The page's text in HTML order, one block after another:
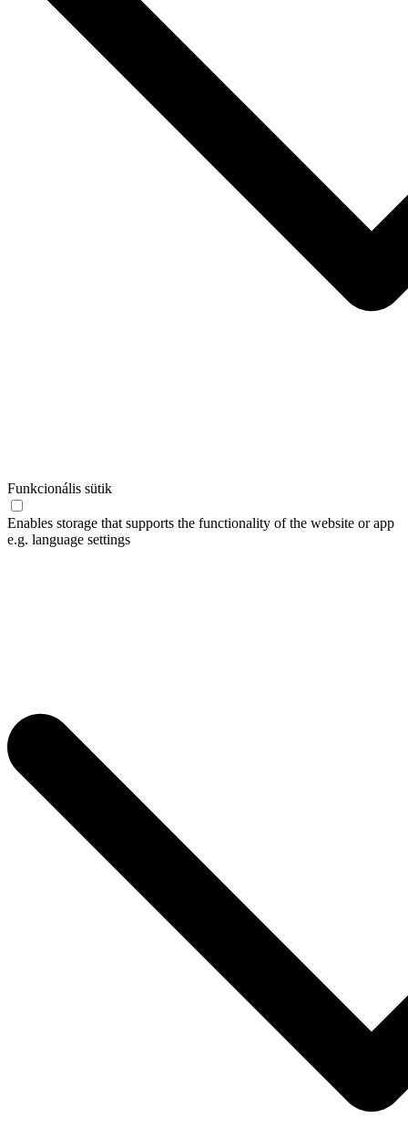
Funkcionális sütik
Enables storage that supports the functionality of the website or app
e.g. language settings